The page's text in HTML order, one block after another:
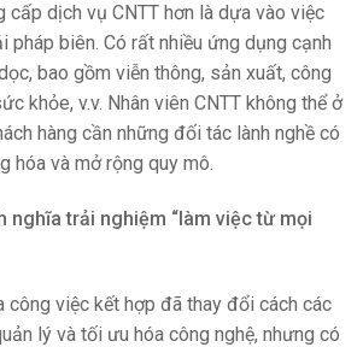
cấp dịch vụ CNTT hơn là dựa vào việc
pháp biên. Có rất nhiều ứng dụng cạnh
bao gồm viễn thông, sản xuất, công
khỏe, v.v. Nhân viên CNTT không thể ở
hàng cần những đối tác lành nghề có
hóa và mở rộng quy mô.
nghĩa trải nghiệm “làm việc từ mọi
công việc kết hợp đã thay đổi cách các
lý và tối ưu hóa công nghệ, nhưng có